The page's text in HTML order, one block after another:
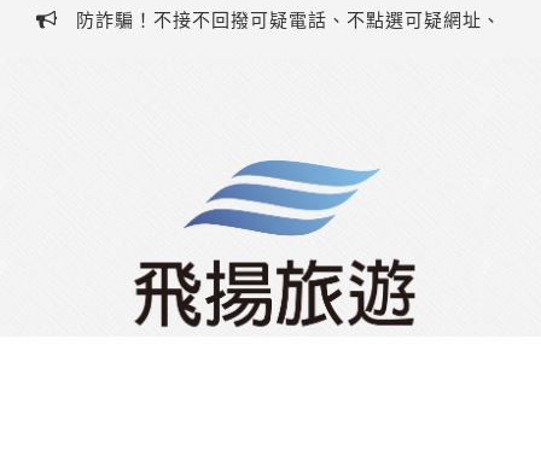
防詐騙！不接不回撥可疑電話、不點選可疑網址、
打客服電話(07)323-1588或防詐騙專線165！